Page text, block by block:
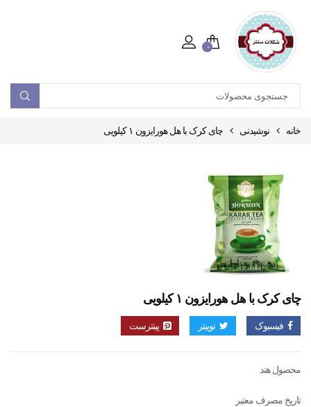
۰
خانه نوشیدنی چای کرک با هل هورایزون ۱ کیلویی
چای کرک با هل هورایزون ۱ کیلویی
فیسبوک توییتر پینترست
محصول هند
تاریخ مصرف معتبر